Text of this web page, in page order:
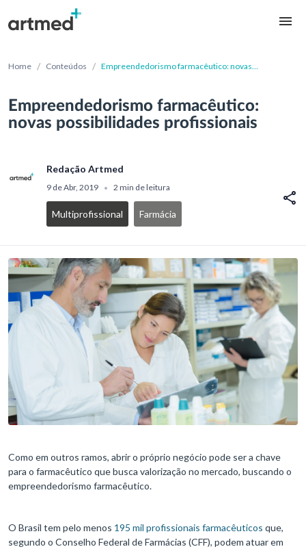
Home / Conteúdos / Empreendedorismo farmacêutico: novas
Empreendedorismo farmacêutico:
novas possibilidades profissionais
Redação Artmed
9 de Abr, 2019 • 2 min de leitura
Multiprofissional Farmácia
Como em outros ramos, abrir o próprio negócio pode ser a chave
para o farmacêutico que busca valorização no mercado, buscando o
empreendedorismo farmacêutico.
O Brasil tem pelo menos 195 mil profissionais farmacêuticos que,
segundo o Conselho Federal de Farmácias (CFF), podem atuar em